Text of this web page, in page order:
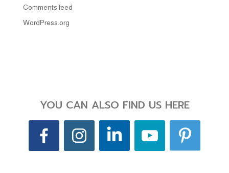
Comments feed
WordPress.org
YOU CAN ALSO FIND US HERE